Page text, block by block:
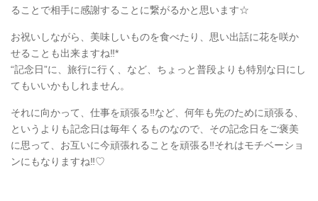
ることで相手に感謝することに繋がるかと思います☆
お祝いしながら、美味しいものを食べたり、思い出話に花を咲か
せることも出来ますね‼︎*
“記念日”に、旅行に行く、など、ちょっと普段よりも特別な日にし
てもいいかもしれません。
それに向かって、仕事を頑張る‼︎など、何年も先のために頑張る、
というよりも記念日は毎年くるものなので、その記念日をご褒美
に思って、お互いに今頑張れることを頑張る‼︎それはモチベーショ
ンにもなりますね‼︎♡